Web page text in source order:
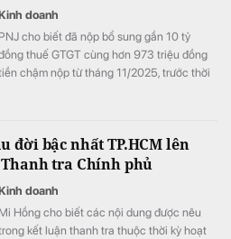
doanh
PNJ cho biết đã nộp bổ sung gần 10 tỷ
thuế GTGT cùng hơn 973 triệu đồng
chậm nộp từ tháng 11/2025, trước thời
đời bậc nhất TP.HCM lên
tra Chính phủ
doanh
Mi Hồng cho biết các nội dung được nêu
kết luận thanh tra thuộc thời kỳ hoạt